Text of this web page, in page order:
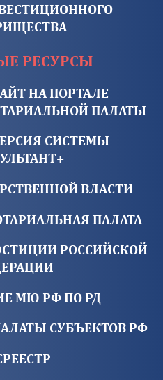
РЕСУРСЫ
НА ПОРТАЛЕ
ПАЛАТЫ
СИСТЕМЫ
ВЛАСТИ
ПАЛАТА
РОССИЙСКОЙ
МЮ РФ ПО РД
СУБЪЕКТОВ РФ